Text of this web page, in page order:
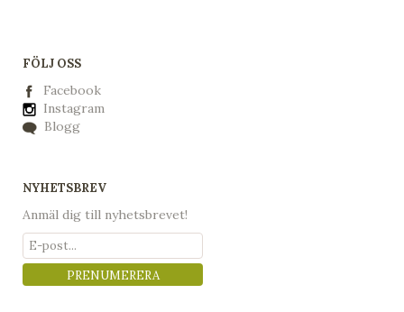
FÖLJ OSS
Facebook
Instagram
Blogg
NYHETSBREV
Anmäl dig till nyhetsbrevet!
PRENUMERERA